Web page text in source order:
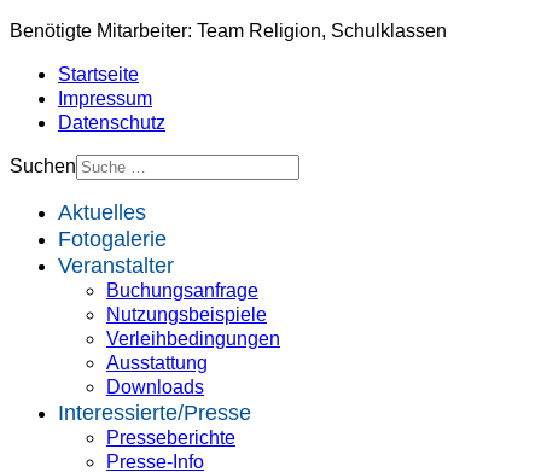
Benötigte Mitarbeiter: Team Religion, Schulklassen
Startseite
Impressum
Datenschutz
Suchen
Aktuelles
Fotogalerie
Veranstalter
Buchungsanfrage
Nutzungsbeispiele
Verleihbedingungen
Ausstattung
Downloads
Interessierte/Presse
Presseberichte
Presse-Info